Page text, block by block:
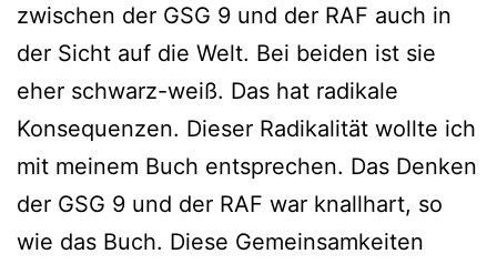
zwischen der GSG 9 und der RAF auch in
der Sicht auf die Welt. Bei beiden ist sie
eher schwarz-weiß. Das hat radikale
Konsequenzen. Dieser Radikalität wollte ich
mit meinem Buch entsprechen. Das Denken
der GSG 9 und der RAF war knallhart, so
wie das Buch. Diese Gemeinsamkeiten